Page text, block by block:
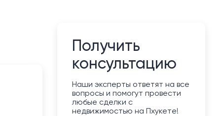
Получить
консультацию
Наши эксперты ответят на все
вопросы и помогут провести
любые сделки с
недвижимостью на Пхукете!